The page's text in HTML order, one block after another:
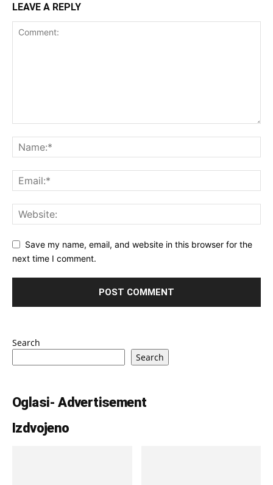
LEAVE A REPLY
Save my name, email, and website in this browser for the
next time I comment.
Search
Search
Oglasi- Advertisement
Izdvojeno